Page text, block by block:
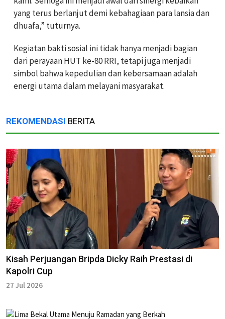
yang terus berlanjut demi kebahagiaan para lansia dan
dhuafa,” tuturnya.
Kegiatan bakti sosial ini tidak hanya menjadi bagian
dari perayaan HUT ke-80 RRI, tetapi juga menjadi
simbol bahwa kepedulian dan kebersamaan adalah
energi utama dalam melayani masyarakat.
REKOMENDASI BERITA
Kisah Perjuangan Bripda Dicky Raih Prestasi di
Kapolri Cup
27 Jul 2026